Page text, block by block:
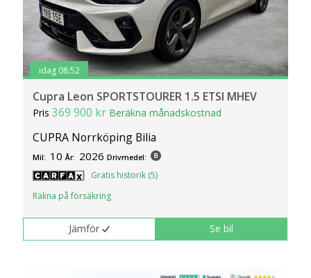
idag 08:52
Cupra Leon SPORTSTOURER 1.5 ETSI MHEV
Pris369 900 kr Beräkna månadskostnad
CUPRA Norrköping Bilia
Mil: 10 År: 2026 Drivmedel:
Gratis historik (5)
Räkna på försäkring
Jämför Se bil